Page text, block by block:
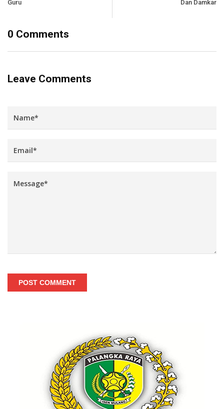
Guru
Dan Damkar
0 Comments
Leave Comments
POST COMMENT